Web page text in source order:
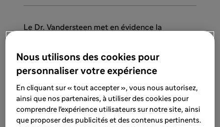
Le Dr. Vandersteen met en évidence la
pour percevoir les saveurs alimentaires.
Nous utilisons des cookies pour
personnaliser votre expérience
En cliquant sur « tout accepter », vous nous autorisez,
ainsi que nos partenaires, à utiliser des cookies pour
comprendre l’expérience utilisateurs sur notre site, ainsi
que proposer des publicités et des contenus pertinents.